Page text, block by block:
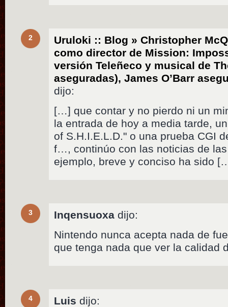
2
Uruloki :: Blog » Christopher
como director de Mission:
versión Teleñeco y musical de
aseguradas), James O’Barr
dijo:
[…] que contar y no pierdo ni un
la entrada de hoy a media tarde,
of S.H.I.E.L.D." o una prueba CGI
f…, continúo con las noticias de
ejemplo, breve y conciso ha sido
3 Inqensuoxa dijo:
Nintendo nunca acepta nada de
que tenga nada que ver la calidad
4 Luis dijo: